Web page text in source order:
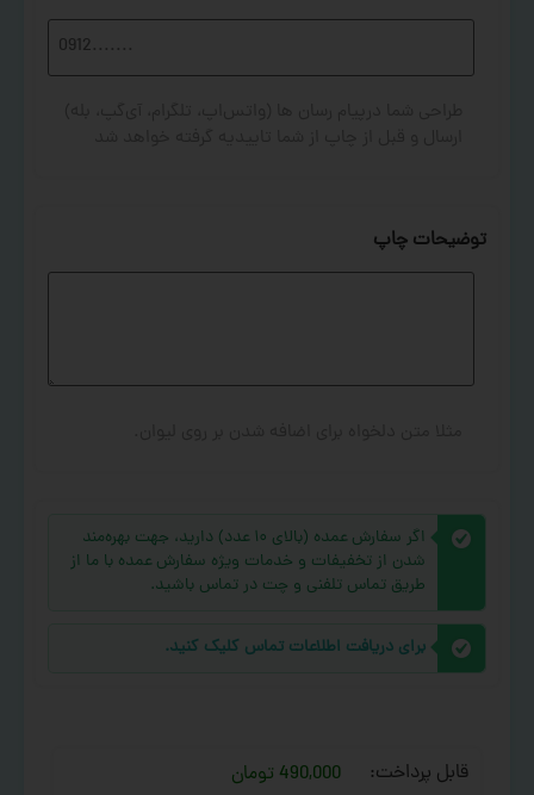
توضیحات چاپ
اگر سفارش عمده (بالای ۱۰ عدد) دارید، جهت بهره‌مند
شدن از تخفیفات و خدمات ویژه سفارش عمده با ما از
طریق تماس تلفنی و چت در تماس باشید.
برای دریافت اطلاعات تماس کلیک کنید.
قابل پرداخت: 490,000 تومان